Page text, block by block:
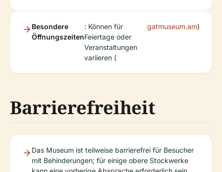
Besondere
Öffnungszeiten
: Können für
Feiertage oder
Veranstaltungen
variieren (
gatmuseum.am)
Barrierefreiheit
Das Museum ist teilweise barrierefrei für Besucher
mit Behinderungen; für einige obere Stockwerke